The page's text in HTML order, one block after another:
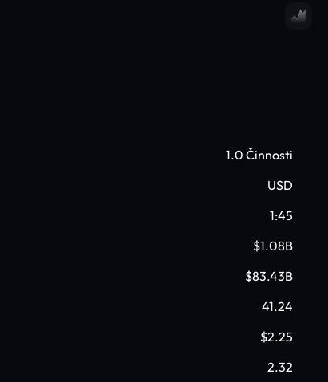
1.0 Činnosti
USD
1:45
$1.08B
$83.43B
41.24
$2.25
2.32